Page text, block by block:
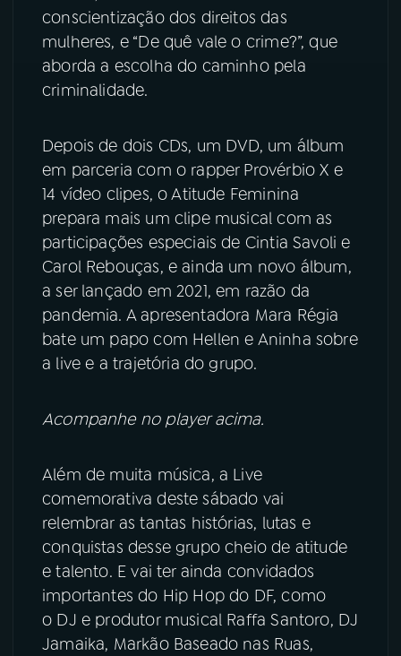
conscientização dos direitos das
mulheres, e “De quê vale o crime?”, que
aborda a escolha do caminho pela
criminalidade.
Depois de dois CDs, um DVD, um álbum
em parceria com o rapper Provérbio X e
14 vídeo clipes, o Atitude Feminina
prepara mais um clipe musical com as
participações especiais de Cintia Savoli e
Carol Rebouças, e ainda um novo álbum,
a ser lançado em 2021, em razão da
pandemia. A apresentadora Mara Régia
bate um papo com Hellen e Aninha sobre
a live e a trajetória do grupo.
Acompanhe no player acima.
Além de muita música, a Live
comemorativa deste sábado vai
relembrar as tantas histórias, lutas e
conquistas desse grupo cheio de atitude
e talento. E vai ter ainda convidados
importantes do Hip Hop do DF, como
o DJ e produtor musical Raffa Santoro, DJ
Jamaika, Markão Baseado nas Ruas,